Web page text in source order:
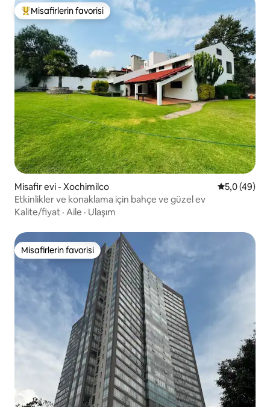
Misafirlerin favorilerinden en beğenilenler arasında
Misafirlerin favorisi
Misafir evi - Xochimilco 5 üzerinden
5,0 (49)
Etkinlikler ve konaklama için bahçe ve güzel ev
Kalite/fiyat · Aile · Ulaşım
Misafirlerin favorisi
Misafirlerin favorisi